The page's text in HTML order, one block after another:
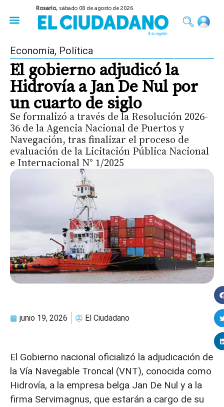
Rosario, sábado 08 de agosto de 2026
Economía, Política
El gobierno adjudicó la
Hidrovía a Jan De Nul por
un cuarto de siglo
Se formalizó a través de la Resolución 2026-
36 de la Agencia Nacional de Puertos y
Navegación, tras finalizar el proceso de
evaluación de la Licitación Pública Nacional
e Internacional N° 1/2025
junio 19, 2026 El Ciudadano
El Gobierno nacional oficializó la adjudicación de
la Vía Navegable Troncal (VNT), conocida como
Hidrovía, a la empresa belga Jan De Nul y a la
firma Servimagnus, que estarán a cargo de su